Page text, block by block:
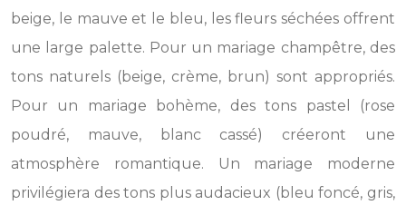
beige, le mauve et le bleu, les fleurs séchées offrent
une large palette. Pour un mariage champêtre, des
tons naturels (beige, crème, brun) sont appropriés.
Pour un mariage bohème, des tons pastel (rose
poudré, mauve, blanc cassé) créeront une
atmosphère romantique. Un mariage moderne
privilégiera des tons plus audacieux (bleu foncé, gris,